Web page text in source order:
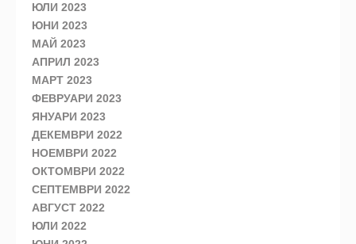
ЮЛИ 2023
ЮНИ 2023
МАЙ 2023
АПРИЛ 2023
МАРТ 2023
ФЕВРУАРИ 2023
ЯНУАРИ 2023
ДЕКЕМВРИ 2022
НОЕМВРИ 2022
ОКТОМВРИ 2022
СЕПТЕМВРИ 2022
АВГУСТ 2022
ЮЛИ 2022